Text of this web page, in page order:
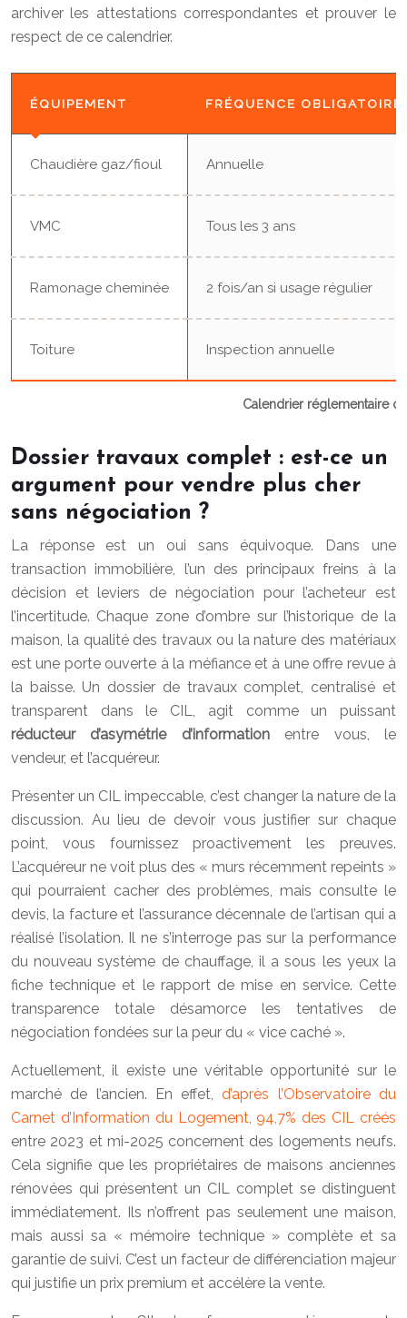
archiver les attestations correspondantes et prouver le
respect de ce calendrier.
Calendrier réglementaire
ÉQUIPEMENT FRÉQUENCE OBLIGATOIRE
Chaudière gaz/fioul Annuelle
VMC Tous les 3 ans
Ramonage cheminée 2 fois/an si usage régulier
Toiture Inspection annuelle
Dossier travaux complet : est-ce un
argument pour vendre plus cher
sans négociation ?
La réponse est un oui sans équivoque. Dans une
transaction immobilière, l’un des principaux freins à la
décision et leviers de négociation pour l’acheteur est
l’incertitude. Chaque zone d’ombre sur l’historique de la
maison, la qualité des travaux ou la nature des matériaux
est une porte ouverte à la méfiance et à une offre revue à
la baisse. Un dossier de travaux complet, centralisé et
transparent dans le CIL, agit comme un puissant
réducteur d’asymétrie d’informationentre vous, le
vendeur, et l’acquéreur.
Présenter un CIL impeccable, c’est changer la nature de la
discussion. Au lieu de devoir vous justifier sur chaque
point, vous fournissez proactivement les preuves.
L’acquéreur ne voit plus des « murs récemment repeints »
qui pourraient cacher des problèmes, mais consulte le
devis, la facture et l’assurance décennale de l’artisan qui a
réalisé l’isolation. Il ne s’interroge pas sur la performance
du nouveau système de chauffage, il a sous les yeux la
fiche technique et le rapport de mise en service. Cette
transparence totale désamorce les tentatives de
négociation fondées sur la peur du « vice caché ».
Actuellement, il existe une véritable opportunité sur le
marché de l’ancien. En effet,d’après l’Observatoire du
Carnet d’Information du Logement, 94,7% des CIL créés
entre 2023 et mi-2025 concernent des logements neufs.
Cela signifie que les propriétaires de maisons anciennes
rénovées qui présentent un CIL complet se distinguent
immédiatement. Ils n’offrent pas seulement une maison,
mais aussi sa « mémoire technique » complète et sa
garantie de suivi. C’est un facteur de différenciation majeur
qui justifie un prix premium et accélère la vente.